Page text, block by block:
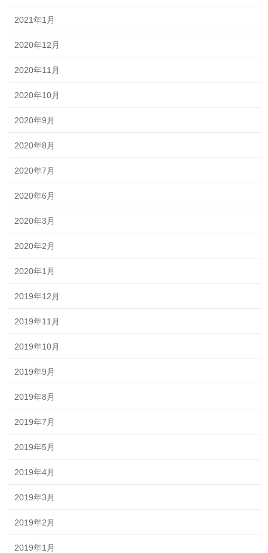
2021年1月
2020年12月
2020年11月
2020年10月
2020年9月
2020年8月
2020年7月
2020年6月
2020年3月
2020年2月
2020年1月
2019年12月
2019年11月
2019年10月
2019年9月
2019年8月
2019年7月
2019年5月
2019年4月
2019年3月
2019年2月
2019年1月